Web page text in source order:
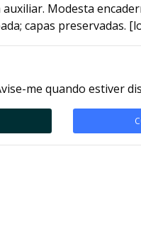
Modesta
capas preservadas.
me quando estiver